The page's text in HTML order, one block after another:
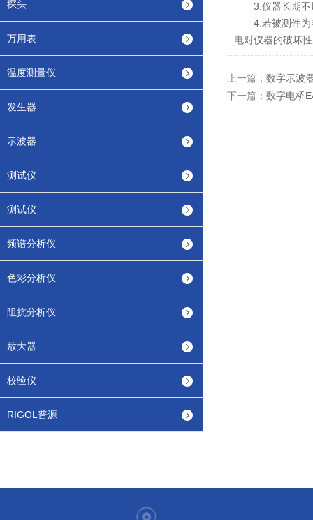
探头
万用表
温度测量仪
发生器
示波器
测试仪
测试仪
频谱分析仪
色彩分析仪
阻抗分析仪
放大器
校验仪
RIGOL普源
3.仪器长期不用
4.若被测件为电
电对仪器的破坏
上一篇： 数字示波
下一篇： 数字电桥